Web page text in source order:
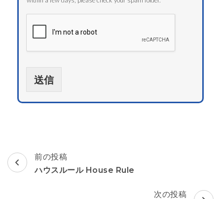
送信
投
稿
前の投稿
ハウスルール House Rule
次の投稿